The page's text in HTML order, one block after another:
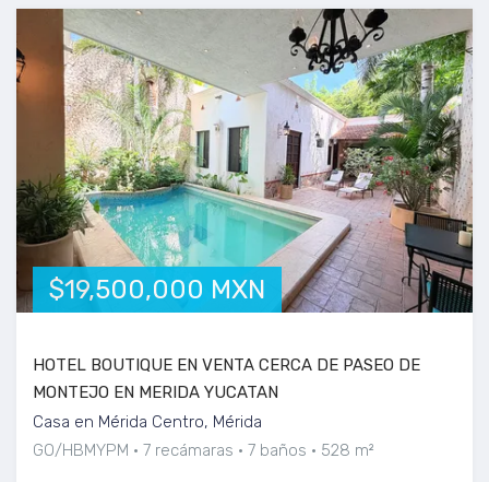
$19,500,000 MXN
HOTEL BOUTIQUE EN VENTA CERCA DE PASEO DE
MONTEJO EN MERIDA YUCATAN
Casa en Mérida Centro, Mérida
GO/HBMYPM
7 recámaras 7 baños 528 m²